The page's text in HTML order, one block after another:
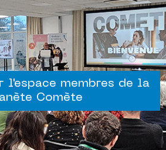
l'espace membres de la
Comète